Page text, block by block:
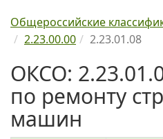
Общероссийские
2.23.00.00
2.23.01.08
ОКСО:
по ремонту
машин